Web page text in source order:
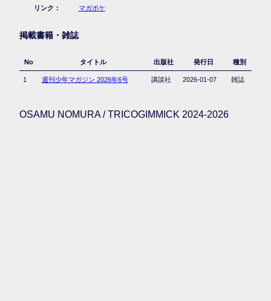
リンク： マガポケ
掲載書籍・雑誌
No タイトル 出版社 発行日 種別
1 週刊少年マガジン 2026年6号 講談社 2026-01-07 雑誌
OSAMU NOMURA / TRICOGIMMICK 2024-2026